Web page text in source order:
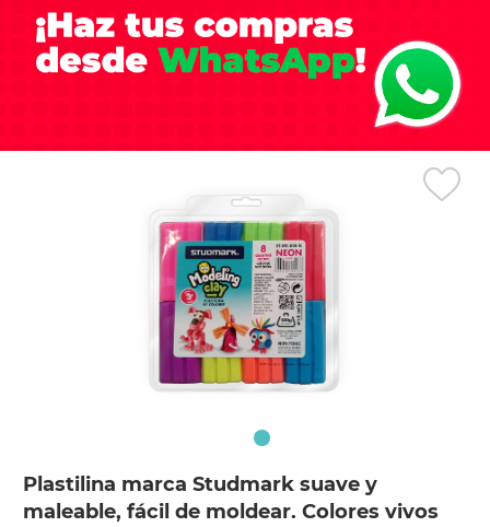
Plastilina marca Studmark suave y
maleable, fácil de moldear. Colores vivos